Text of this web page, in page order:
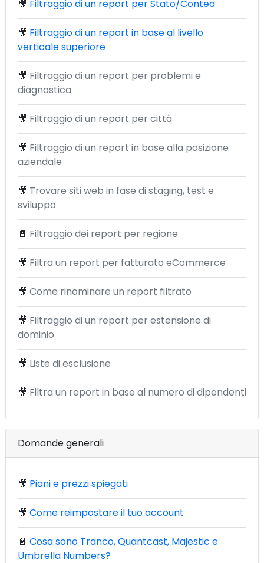
🎥 Filtraggio di un report per Stato/Contea
🎥 Filtraggio di un report in base al livello
verticale superiore
🎥 Filtraggio di un report per problemi e
diagnostica
🎥 Filtraggio di un report per città
🎥 Filtraggio di un report in base alla posizione
aziendale
🎥 Trovare siti web in fase di staging, test e
sviluppo
📄 Filtraggio dei report per regione
🎥 Filtra un report per fatturato eCommerce
🎥 Come rinominare un report filtrato
🎥 Filtraggio di un report per estensione di
dominio
🎥 Liste di esclusione
🎥 Filtra un report in base al numero di dipendenti
Domande generali
🎥 Piani e prezzi spiegati
🎥 Come reimpostare il tuo account
📄 Cosa sono Tranco, Quantcast, Majestic e
Umbrella Numbers?